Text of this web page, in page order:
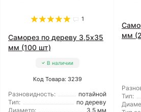
1
Саморез по дереву 3,5x35
мм (100 шт)
В наличии
Код Товара: 3239
Разновидность:
потайной
Тип:
по дереву
Диаметр:
3,5 мм
мм
Тип: